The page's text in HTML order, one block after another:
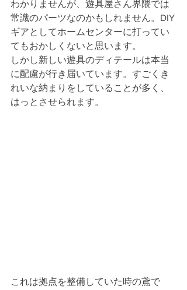
わかりませんが、遊具屋さん界隈では
常識のパーツなのかもしれません。DIY
ギアとしてホームセンターに打ってい
てもおかしくないと思います。
しかし新しい遊具のディテールは本当
に配慮が行き届いています。すごくき
れいな納まりをしていることが多く、
はっとさせられます。
これは拠点を整備していた時の鳶で